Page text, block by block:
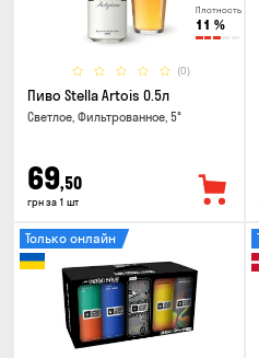
Плотность
11 %
(0)
Пиво Stella Artois 0.5л
Светлое, Фильтрованное, 5°
69,50
грн за 1 шт
Только онлайн